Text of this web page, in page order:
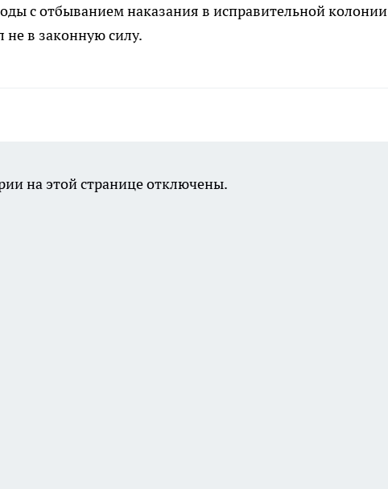
с отбыванием наказания в исправительной колонии
не в законную силу.
на этой странице отключены.